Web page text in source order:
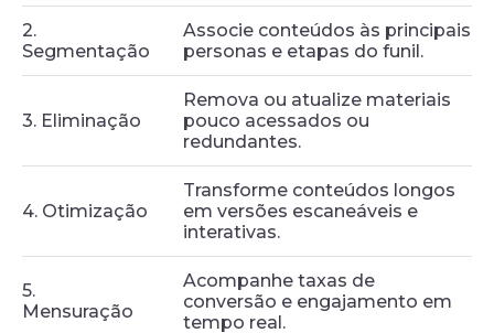
2.
Segmentação
Associe conteúdos às principais
personas e etapas do funil.
3. Eliminação
Remova ou atualize materiais
pouco acessados ou
redundantes.
4. Otimização
Transforme conteúdos longos
em versões escaneáveis e
interativas.
5.
Mensuração
Acompanhe taxas de
conversão e engajamento em
tempo real.